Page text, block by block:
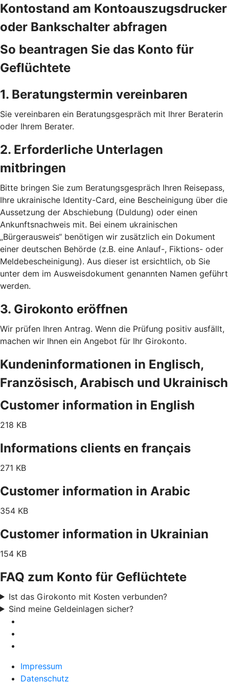
Kontostand am Kontoauszugsdrucker
oder Bankschalter abfragen
So beantragen Sie das Konto für
Geflüchtete
1. Beratungstermin vereinbaren
Sie vereinbaren ein Beratungsgespräch mit Ihrer Beraterin
oder Ihrem Berater.
2. Erforderliche Unterlagen
mitbringen
Bitte bringen Sie zum Beratungsgespräch Ihren Reisepass,
Ihre ukrainische Identity-Card, eine Bescheinigung über die
Aussetzung der Abschiebung (Duldung) oder einen
Ankunftsnachweis mit. Bei einem ukrainischen
„Bürgerausweis“ benötigen wir zusätzlich ein Dokument
einer deutschen Behörde (z.B. eine Anlauf-, Fiktions- oder
Meldebescheinigung). Aus dieser ist ersichtlich, ob Sie
unter dem im Ausweisdokument genannten Namen geführt
werden.
3. Girokonto eröffnen
Wir prüfen Ihren Antrag. Wenn die Prüfung positiv ausfällt,
machen wir Ihnen ein Angebot für Ihr Girokonto.
Kundeninformationen in Englisch,
Französisch, Arabisch und Ukrainisch
Customer information in English
218 KB
Informations clients en français
271 KB
Customer information in Arabic
354 KB
Customer information in Ukrainian
154 KB
FAQ zum Konto für Geflüchtete
Ist das Girokonto mit Kosten verbunden?
Sind meine Geldeinlagen sicher?
Impressum
Datenschutz